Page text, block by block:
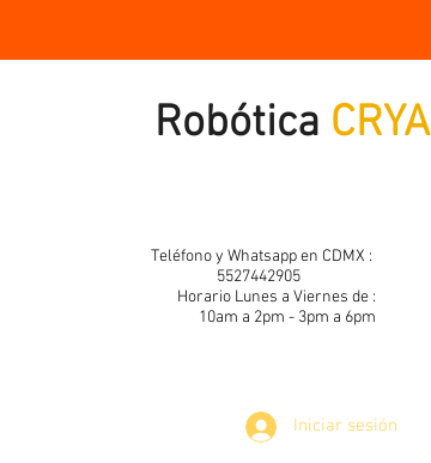
Robótica CRYA
Teléfono y Whatsapp en CDMX :
5527442905
Horario Lunes a Viernes de :
10am a 2pm - 3pm a 6pm
Iniciar sesión